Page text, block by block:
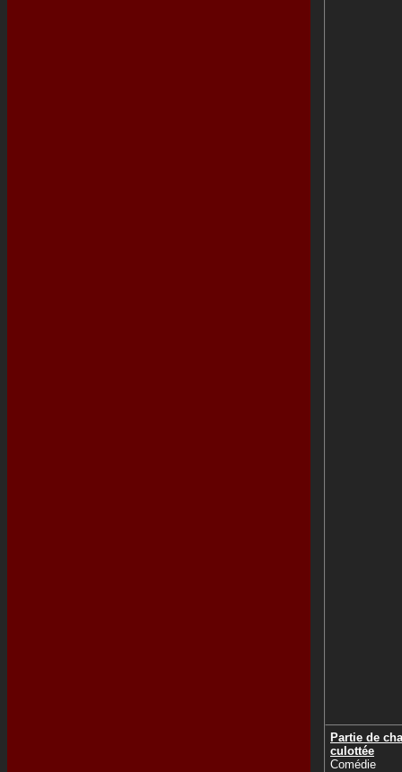
Partie de
culottée
Comédie